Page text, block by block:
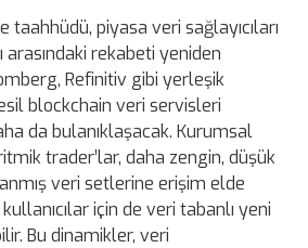
taahhüdü, piyasa veri sağlayıcıları
rekabeti yeniden
Refinitiv gibi yerleşik
blockchain veri servisleri
da bulanıklaşacak. Kurumsal
trader’lar, daha zengin, düşük
veri setlerine erişim elde
için de veri tabanlı yeni
Bu dinamikler, veri